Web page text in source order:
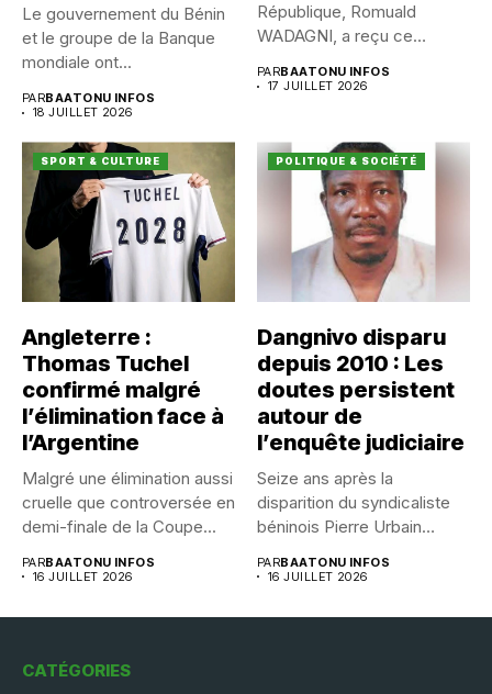
Le gouvernement du Bénin
et le groupe de la Banque
mondiale ont...
PARBAATONU INFOS
18 JUILLET 2026
République, Romuald
WADAGNI, a reçu ce
PARBAATONU INFOS
17 JUILLET 2026
SPORT & CULTURE
Angleterre :
Thomas Tuchel
confirmé malgré
l’élimination face à
l’Argentine
Malgré une élimination aussi
cruelle que controversée en
demi-finale de la Coupe...
PARBAATONU INFOS
16 JUILLET 2026
POLITIQUE & SOCIÉTÉ
Dangnivo disparu
depuis 2010 : Les
doutes persistent
autour de
l’enquête judiciaire
Seize ans après la
disparition du syndicaliste
béninois Pierre Urbain
PARBAATONU INFOS
16 JUILLET 2026
CATÉGORIES